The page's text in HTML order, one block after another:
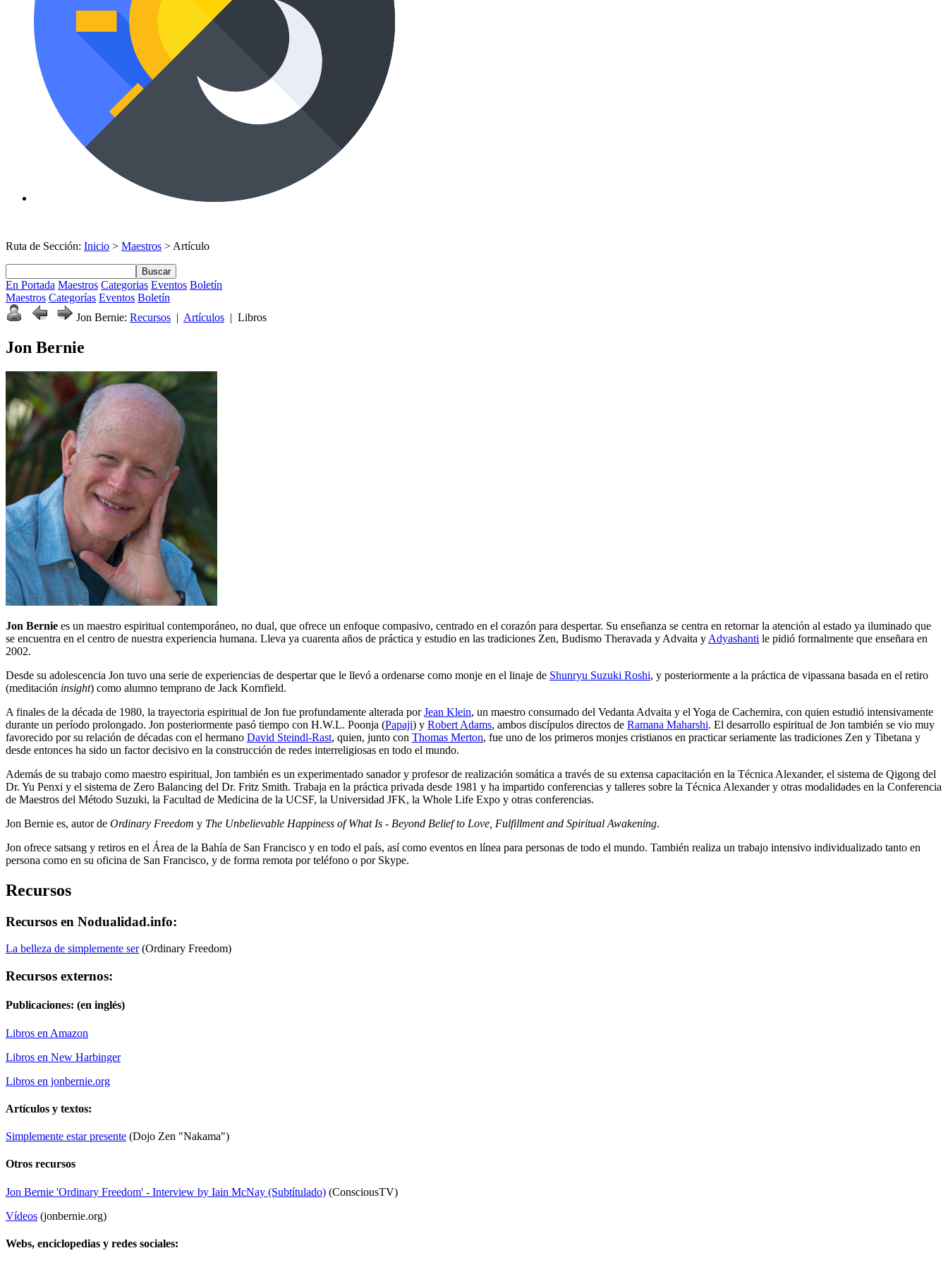
Ruta de Sección: Inicio > Maestros > Artículo
Buscar
En Portada Maestros Categorias Eventos Boletín
Maestros Categorías Eventos Boletín
Jon Bernie: Recursos | Artículos | Libros
Jon Bernie
Jon Bernie es un maestro espiritual contemporáneo, no dual, que ofrece un enfoque compasivo, centrado en el corazón para despertar. Su enseñanza se centra en retornar la atención al estado ya iluminado que
se encuentra en el centro de nuestra experiencia humana. Lleva ya cuarenta años de práctica y estudio en las tradiciones Zen, Budismo Theravada y Advaita y Adyashanti le pidió formalmente que enseñara en
2002.
Desde su adolescencia Jon tuvo una serie de experiencias de despertar que le llevó a ordenarse como monje en el linaje de Shunryu Suzuki Roshi, y posteriormente a la práctica de vipassana basada en el retiro
(meditación insight) como alumno temprano de Jack Kornfield.
A finales de la década de 1980, la trayectoria espiritual de Jon fue profundamente alterada porJean Klein, un maestro consumado del Vedanta Advaita y el Yoga de Cachemira, con quien estudió intensivamente
durante un período prolongado. Jon posteriormente pasó tiempo con H.W.L. Poonja (Papaji) y Robert Adams, ambos discípulos directos de Ramana Maharshi. El desarrollo espiritual de Jon también se vio muy
favorecido por su relación de décadas con el hermano David Steindl-Rast, quien, junto con Thomas Merton, fue uno de los primeros monjes cristianos en practicar seriamente las tradiciones Zen y Tibetana y
desde entonces ha sido un factor decisivo en la construcción de redes interreligiosas en todo el mundo.
Además de su trabajo como maestro espiritual, Jon también es un experimentado sanador y profesor de realización somática a través de su extensa capacitación en la Técnica Alexander, el sistema de Qigong del
Dr. Yu Penxi y el sistema de Zero Balancing del Dr. Fritz Smith. Trabaja en la práctica privada desde 1981 y ha impartido conferencias y talleres sobre la Técnica Alexander y otras modalidades en la Conferencia
de Maestros del Método Suzuki, la Facultad de Medicina de la UCSF, la Universidad JFK, la Whole Life Expo y otras conferencias.
Jon Bernie es, autor de Ordinary Freedom y The Unbelievable Happiness of What Is - Beyond Belief to Love, Fulfillment and Spiritual Awakening.
Jon ofrece satsang y retiros en el Área de la Bahía de San Francisco y en todo el país, así como eventos en línea para personas de todo el mundo. También realiza un trabajo intensivo individualizado tanto en
persona como en su oficina de San Francisco, y de forma remota por teléfono o por Skype.
Recursos
Recursos en Nodualidad.info:
La belleza de simplemente ser (Ordinary Freedom)
Recursos externos:
Publicaciones: (en inglés)
Libros en Amazon
Libros en New Harbinger
Libros en jonbernie.org
Artículos y textos:
Simplemente estar presente (Dojo Zen "Nakama")
Otros recursos
Jon Bernie 'Ordinary Freedom' - Interview by Iain McNay (Subtítulado) (ConsciousTV)
Vídeos (jonbernie.org)
Webs, enciclopedias y redes sociales: